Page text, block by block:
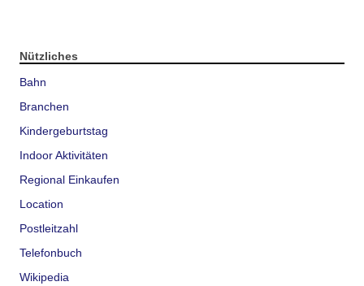
Nützliches
Bahn
Branchen
Kindergeburtstag
Indoor Aktivitäten
Regional Einkaufen
Location
Postleitzahl
Telefonbuch
Wikipedia